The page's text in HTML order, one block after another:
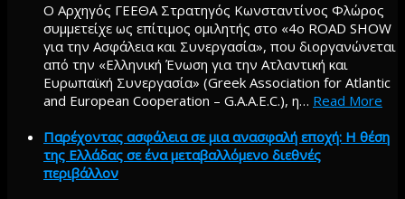
Ο Αρχηγός ΓΕΕΘΑ Στρατηγός Κωνσταντίνος Φλώρος
συμμετείχε ως επίτιμος ομιλητής στο «4ο ROAD SHOW
για την Ασφάλεια και Συνεργασία», που διοργανώνεται
από την «Ελληνική Ένωση για την Ατλαντική και
Ευρωπαϊκή Συνεργασία» (Greek Association for Atlantic
and European Cooperation – G.A.A.E.C.), η… Read More
Παρέχοντας ασφάλεια σε μια ανασφαλή εποχή: Η θέση
της Ελλάδας σε ένα μεταβαλλόμενο διεθνές
περιβάλλον